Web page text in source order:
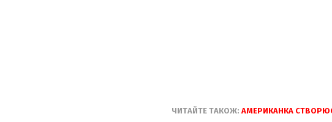
ЧИТАЙТЕ ТАКОЖ: АМЕРИКАНКА